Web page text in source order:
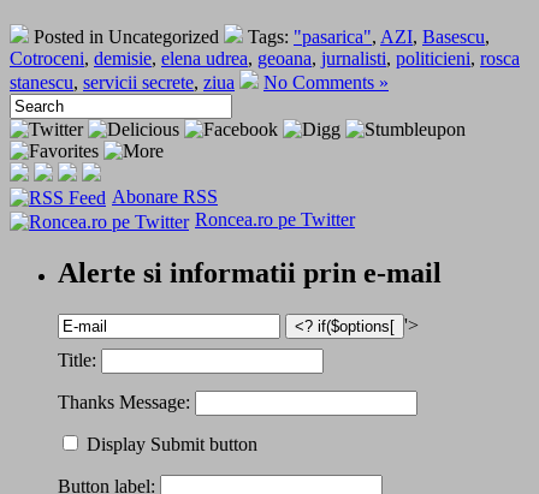
Posted in Uncategorized Tags: "pasarica", AZI, Basescu,
Cotroceni, demisie, elena udrea, geoana, jurnalisti, politicieni, rosca
stanescu, servicii secrete, ziua No Comments »
Abonare RSS
Roncea.ro pe Twitter
Alerte si informatii prin e-mail
'>
Title:
Thanks Message:
Display Submit button
Button label: